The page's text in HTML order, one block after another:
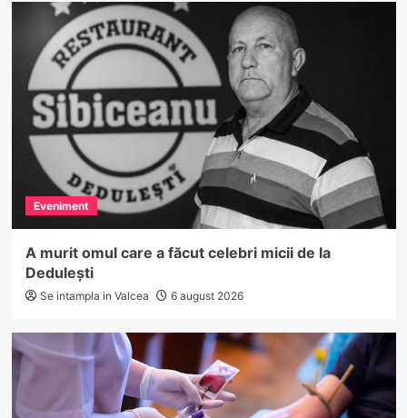
Eveniment
A murit omul care a făcut celebri micii de la
Dedulești
Se intampla in Valcea 6 august 2026